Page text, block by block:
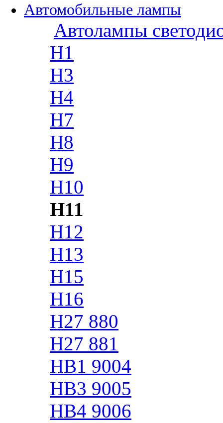
Автомобильные лампы
Автолампы
H1
H3
H4
H7
H8
H9
H10
H11
H12
H13
H15
H16
H27 880
H27 881
HB1 9004
HB3 9005
HB4 9006